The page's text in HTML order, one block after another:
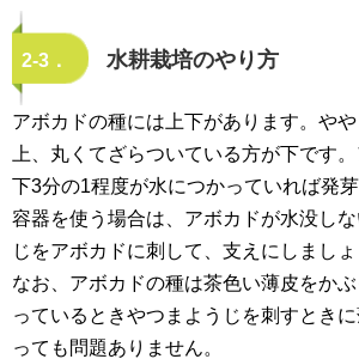
2-3． 水耕栽培のやり方
アボカドの種には上下があります。や
上、丸くてざらついている方が下です
下3分の1程度が水につかっていれば発
容器を使う場合は、アボカドが水没し
じをアボカドに刺して、支えにしましょ
なお、アボカドの種は茶色い薄皮をか
っているときやつまようじを刺すとき
っても問題ありません。